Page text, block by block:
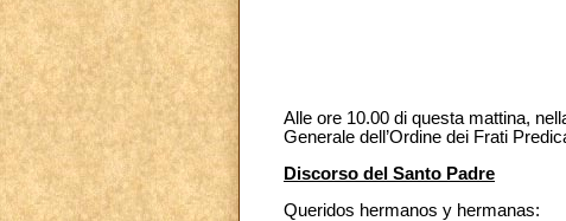
Alle ore 10.00 di questa mattina,
Generale dell’Ordine dei Frati
Discorso del Santo Padre
Queridos hermanos y hermanas: